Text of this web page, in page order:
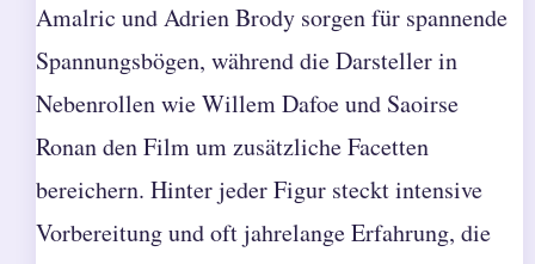
Amalric und Adrien Brody sorgen für spannende
Spannungsbögen, während die Darsteller in
Nebenrollen wie Willem Dafoe und Saoirse
Ronan den Film um zusätzliche Facetten
bereichern. Hinter jeder Figur steckt intensive
Vorbereitung und oft jahrelange Erfahrung, die